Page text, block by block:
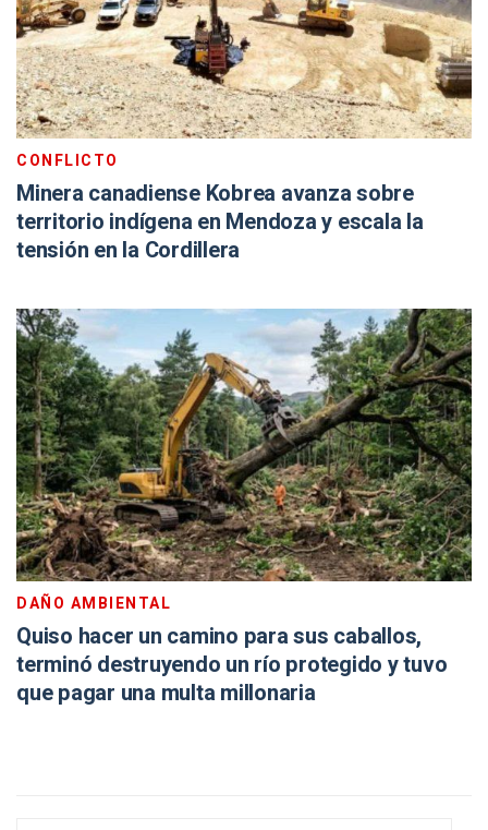
CONFLICTO
Minera canadiense Kobrea avanza sobre
territorio indígena en Mendoza y escala la
tensión en la Cordillera
DAÑO AMBIENTAL
Quiso hacer un camino para sus caballos,
terminó destruyendo un río protegido y tuvo
que pagar una multa millonaria